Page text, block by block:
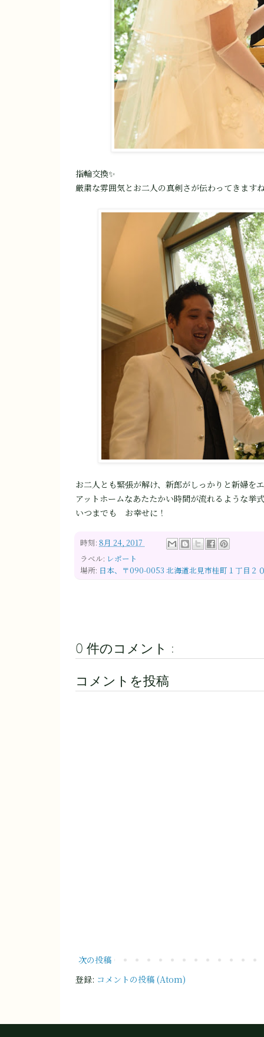
指輪交換✨
厳粛な雰囲気とお二人の真剣さが伝わってきます
お二人とも緊張が解け、新郎がしっかりと新婦を
アットホームなあたたかい時間が流れるような挙
いつまでも お幸せに！
時刻: 8月 24, 2017
ラベル: レポート
場所: 日本、〒090-0053 北海道北見市桂町１丁目２
0 件のコメント :
コメントを投稿
次の投稿
登録: コメントの投稿 (Atom)